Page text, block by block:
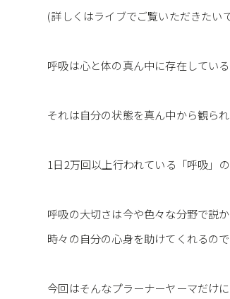
(詳しくはライブでご覧いただきたい
呼吸は心と体の真ん中に存在してい
それは自分の状態を真ん中から観ら
1日2万回以上行われている「呼吸」
呼吸の大切さは今や色々な分野で説
時々の自分の心身を助けてくれるので
今回はそんなプラーナーヤーマだけ